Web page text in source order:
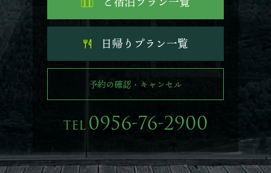
日帰りプラン一覧
予約の確認・キャンセル
TEL0956-76-2900